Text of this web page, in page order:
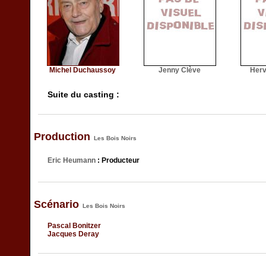
Michel Duchaussoy Jenny Clève
Suite du casting :
Production Les Bois Noirs
Eric Heumann : Producteur
Scénario Les Bois Noirs
Pascal Bonitzer
Jacques Deray